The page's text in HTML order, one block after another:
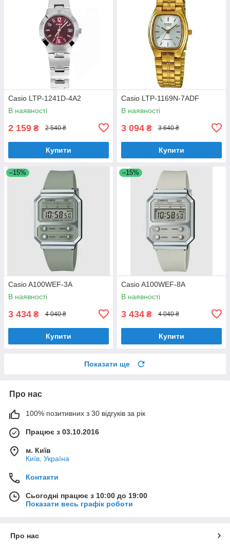
Casio LTP-1241D-4A2
В наявності
2 159 ₴ 2 540 ₴
Купити
Casio LTP-1169N-7ADF
В наявності
3 094 ₴ 3 640 ₴
Купити
–15%
Casio A100WEF-3A
В наявності
3 434 ₴ 4 040 ₴
Купити
–15%
Casio A100WEF-8A
В наявності
3 434 ₴ 4 040 ₴
Купити
Показати ще
Про нас
100% позитивних з 30 відгуків за рік
Працює з 03.10.2016
м. Київ
Київ, Україна
Контакти
Сьогодні працює з 10:00 до 19:00
Показати весь графік роботи
Про нас